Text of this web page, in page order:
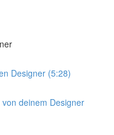
Designer (5:28)
deinem Designer